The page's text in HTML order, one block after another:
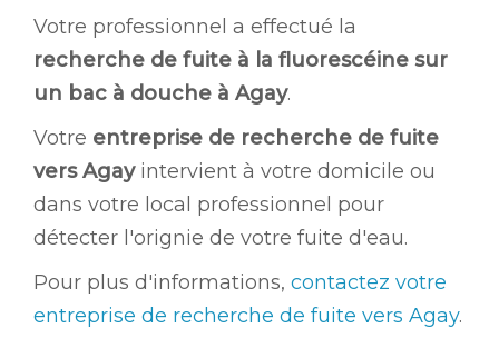
Votre professionnel a effectué la
recherche de fuite à la fluorescéine sur
un bac à douche à Agay.
Votre entreprise de recherche de fuite
vers Agayintervient à votre domicile ou
dans votre local professionnel pour
détecter l'orignie de votre fuite d'eau.
Pour plus d'informations, contactez votre
entreprise de recherche de fuite vers Agay.